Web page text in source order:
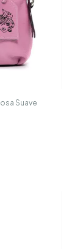
Suave